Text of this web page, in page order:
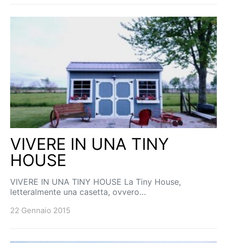
HOUSE
letteralmente una casetta, ovvero…
22 Gennaio 2015